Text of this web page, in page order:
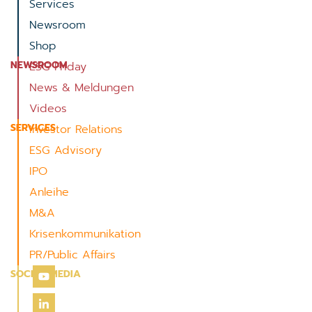
Services
Newsroom
Shop
NEWSROOM
ESG Friday
News & Meldungen
Videos
SERVICES
Investor Relations
ESG Advisory
IPO
Anleihe
M&A
Krisenkommunikation
PR/Public Affairs
SOCIAL MEDIA